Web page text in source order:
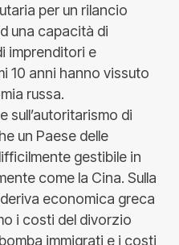
per un rilancio
una capacità di
imprenditori e
10 anni hanno vissuto
russa.
sull’autoritarismo di
un Paese delle
gestibile in
come la Cina. Sulla
economica greca
i costi del divorzio
immigrati e i costi